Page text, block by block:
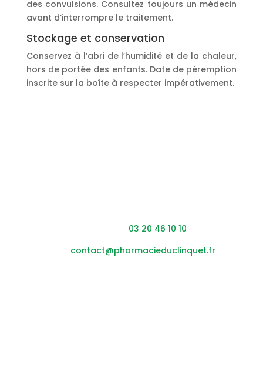
des convulsions. Consultez toujours un médecin
avant d’interrompre le traitement.
Stockage et conservation
Conservez à l’abri de l’humidité et de la chaleur,
hors de portée des enfants. Date de péremption
inscrite sur la boîte à respecter impérativement.
03 20 46 10 10
contact@pharmacieduclinquet.fr